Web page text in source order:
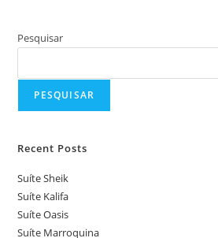
Pesquisar
PESQUISAR
Recent Posts
Suíte Sheik
Suíte Kalifa
Suíte Oasis
Suíte Marroquina